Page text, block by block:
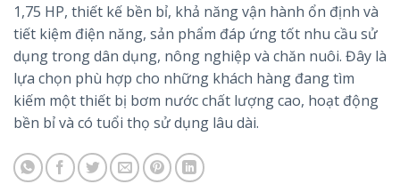
1,75 HP, thiết kế bền bỉ, khả năng vận hành ổn định và
tiết kiệm điện năng, sản phẩm đáp ứng tốt nhu cầu sử
dụng trong dân dụng, nông nghiệp và chăn nuôi. Đây là
lựa chọn phù hợp cho những khách hàng đang tìm
kiếm một thiết bị bơm nước chất lượng cao, hoạt động
bền bỉ và có tuổi thọ sử dụng lâu dài.